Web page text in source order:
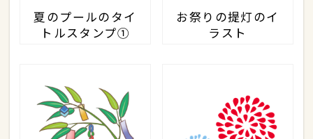
夏のプールのタイ
トルスタンプ①
お祭りの提灯のイ
ラスト